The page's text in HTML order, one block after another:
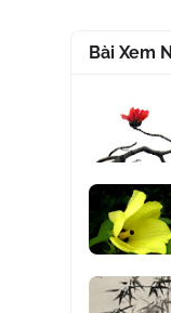
Bài Xem